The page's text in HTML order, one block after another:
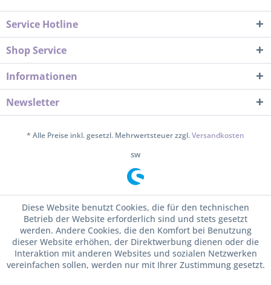
Service Hotline
Shop Service
Informationen
Newsletter
* Alle Preise inkl. gesetzl. Mehrwertsteuer zzgl.Versandkosten
sw
Diese Website benutzt Cookies, die für den technischen
Betrieb der Website erforderlich sind und stets gesetzt
werden. Andere Cookies, die den Komfort bei Benutzung
dieser Website erhöhen, der Direktwerbung dienen oder die
Interaktion mit anderen Websites und sozialen Netzwerken
vereinfachen sollen, werden nur mit Ihrer Zustimmung gesetzt.